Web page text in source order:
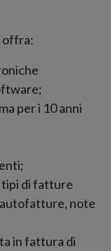
offra:
per i 10 anni
di fatture
autofatture, note
in fattura di